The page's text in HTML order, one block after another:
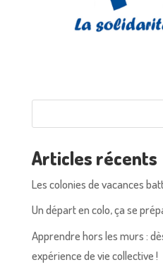
Articles récents
Les colonies de vacances
Un départ en colo, ça se
Apprendre hors les murs :
expérience de vie collective !